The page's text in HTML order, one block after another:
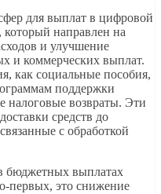
для выплат в цифровой
который направлен на
и улучшение
и коммерческих выплат.
как социальные пособия,
поддержки
налоговые возвраты. Эти
средств до
с обработкой
бюджетных выплатах
первых, это снижение